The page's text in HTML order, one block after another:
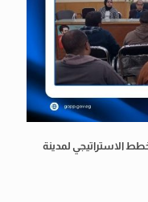
الاستراتيجي لمدينة